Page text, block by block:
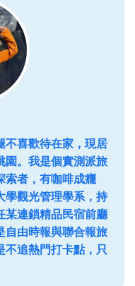
不喜歡待在家，現居
園。我是個實測派旅
索者，有咖啡成癮
學觀光管理學系，持
某連鎖精品民宿前廳
自由時報與聯合報旅
不追熱門打卡點，只